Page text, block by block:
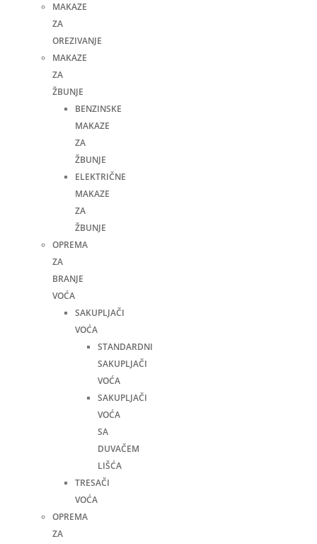
MAKAZE
ZA
OREZIVANJE
MAKAZE
ZA
ŽBUNJE
BENZINSKE
MAKAZE
ZA
ŽBUNJE
ELEKTRIČNE
MAKAZE
ZA
ŽBUNJE
OPREMA
ZA
BRANJE
VOĆA
SAKUPLJAČI
VOĆA
STANDARDNI
SAKUPLJAČI
VOĆA
SAKUPLJAČI
VOĆA
SA
DUVAČEM
LIŠĆA
TRESAČI
VOĆA
OPREMA
ZA